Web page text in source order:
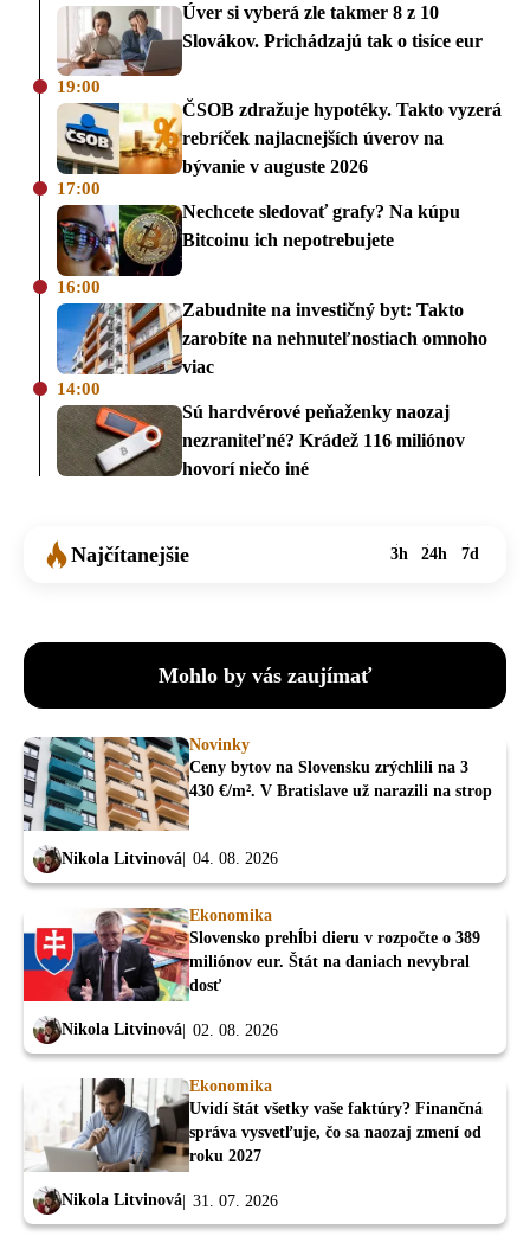
Úver si vyberá zle takmer 8 z 10
Slovákov. Prichádzajú tak o tisíce eur
19:00
ČSOB zdražuje hypotéky. Takto vyzerá
rebríček najlacnejších úverov na
bývanie v auguste 2026
17:00
Nechcete sledovať grafy? Na kúpu
Bitcoinu ich nepotrebujete
16:00
Zabudnite na investičný byt: Takto
zarobíte na nehnuteľnostiach omnoho
viac
14:00
Sú hardvérové peňaženky naozaj
nezraniteľné? Krádež 116 miliónov
hovorí niečo iné
Najčítanejšie 3h 24h 7d
Mohlo by vás zaujímať
Novinky
Ceny bytov na Slovensku zrýchlili na 3
430 €/m². V Bratislave už narazili na strop
Nikola Litvinová 04. 08. 2026
Ekonomika
Slovensko prehĺbi dieru v rozpočte o 389
miliónov eur. Štát na daniach nevybral
dosť
Nikola Litvinová 02. 08. 2026
Ekonomika
Uvidí štát všetky vaše faktúry? Finančná
správa vysvetľuje, čo sa naozaj zmení od
roku 2027
Nikola Litvinová 31. 07. 2026